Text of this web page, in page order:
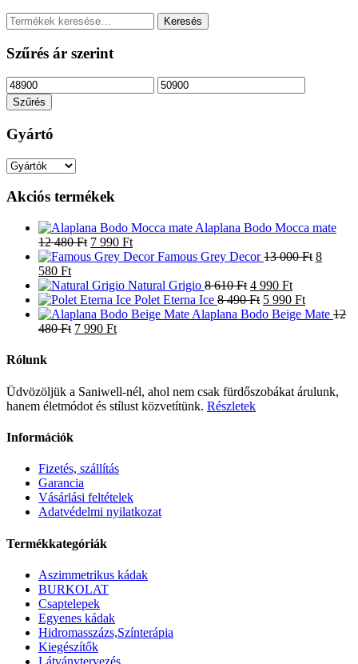
Keresés
a
következőre:
Keresés
Szűrés ár szerint
Min
ár
Max
ár
Szűrés
Gyártó
Akciós termékek
Alaplana Bodo Mocca mate
12 480Ft Original
price
12
480 Ft.
7 990 FtCurrent
price
7
990 Ft.
Famous Grey Decor 13 000Ft Original
000 Ft.
8
580 FtCurrent
price
is:
8
580 Ft.
Natural Grigio 8 610Ft Original
price
was:
4 990 FtCurrent
price
is:
Polet Eterna Ice 8 490Ft Original
price
5 990 FtCurrent
price
Alaplana Bodo Beige Mate 12
480Ft Original
480 Ft.
7 990 FtCurrent
990 Ft.
Rólunk
Üdvözöljük a Saniwell-nél, ahol nem csak fürdőszobákat árulunk,
hanem életmódot és stílust közvetítünk. Részletek
Információk
Fizetés, szállítás
Garancia
Vásárlási feltételek
Adatvédelmi nyilatkozat
Termékkategóriák
Aszimmetrikus kádak
BURKOLAT
Csaptelepek
Egyenes kádak
Hidromasszázs,Színterápia
Kiegészítők
Látványtervezés